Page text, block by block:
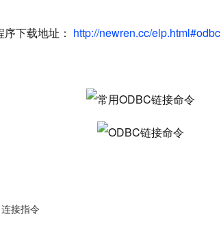
下载地址： http://newren.cc/elp.html#odbc
连接指令